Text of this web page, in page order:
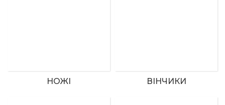
НОЖІ ВІНЧИКИ